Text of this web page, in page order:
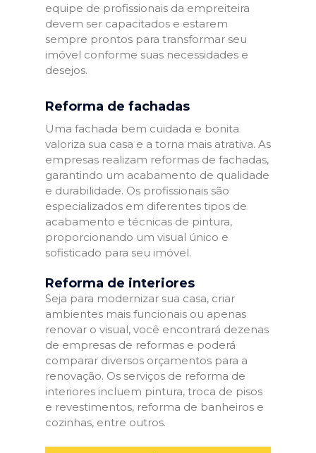
equipe de profissionais da empreiteira
devem ser capacitados e estarem
sempre prontos para transformar seu
imóvel conforme suas necessidades e
desejos.
Reforma de fachadas
Uma fachada bem cuidada e bonita
valoriza sua casa e a torna mais atrativa. As
empresas realizam reformas de fachadas,
garantindo um acabamento de qualidade
e durabilidade. Os profissionais são
especializados em diferentes tipos de
acabamento e técnicas de pintura,
proporcionando um visual único e
sofisticado para seu imóvel.
Reforma de interiores
Seja para modernizar sua casa, criar
ambientes mais funcionais ou apenas
renovar o visual, você encontrará dezenas
de empresas de reformas e poderá
comparar diversos orçamentos para a
renovação. Os serviços de reforma de
interiores incluem pintura, troca de pisos
e revestimentos, reforma de banheiros e
cozinhas, entre outros.